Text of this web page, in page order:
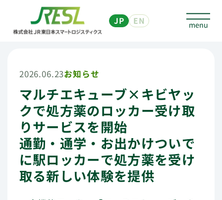
JP EN
2026.06.23お知らせ
マルチエキューブ×キビヤッ
クで処方薬のロッカー受け取
りサービスを開始
通勤・通学・お出かけついで
に駅ロッカーで処方薬を受け
取る新しい体験を提供
個人のお客さま
マルチエキューブについて
予約なしで預ける
予約して荷物を預ける、発送する